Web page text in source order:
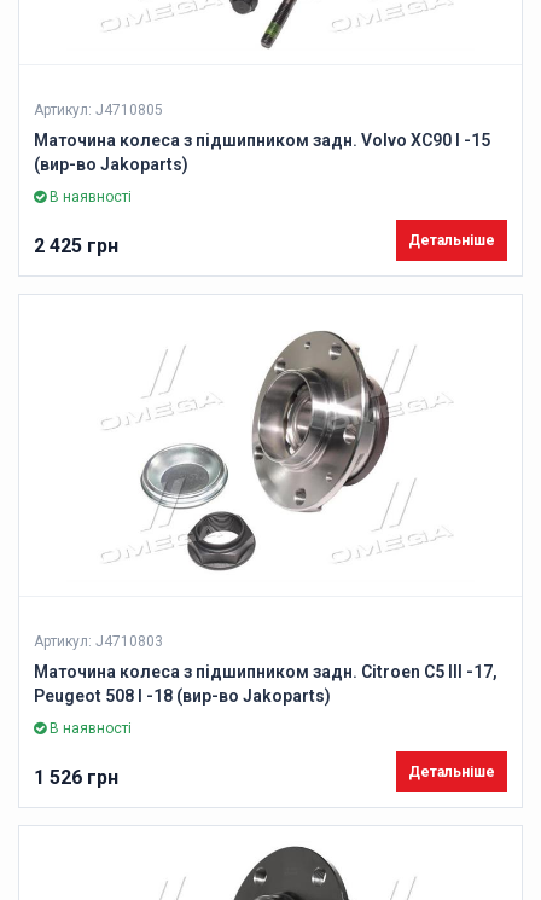
Артикул: J4710805
Маточина колеса з підшипником задн. Volvo XC90 I -15
(вир-во Jakoparts)
В наявності
2 425 грн Детальніше
Артикул: J4710803
Маточина колеса з підшипником задн. Citroen C5 III -17,
Peugeot 508 I -18 (вир-во Jakoparts)
В наявності
1 526 грн Детальніше